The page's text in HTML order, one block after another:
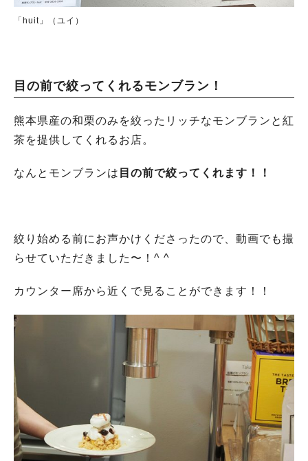
「huit」（ユイ）
目の前で絞ってくれるモンブラン！
熊本県産の和栗のみを絞ったリッチなモンブランと紅
茶を提供してくれるお店。
なんとモンブランは 目の前で絞ってくれます！！
絞り始める前にお声かけくださったので、動画でも撮
らせていただきました〜！^ ^
カウンター席から近くで見ることができます！！